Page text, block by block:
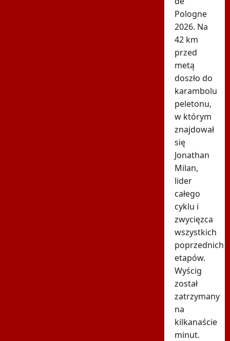
Pologne
2026. Na
42 km
przed
metą
doszło do
karambolu
peletonu,
w którym
znajdował
się
Jonathan
Milan,
lider
całego
cyklu i
zwycięzca
wszystkich
poprzednich
etapów.
Wyścig
został
zatrzymany
na
kilkanaście
minut.